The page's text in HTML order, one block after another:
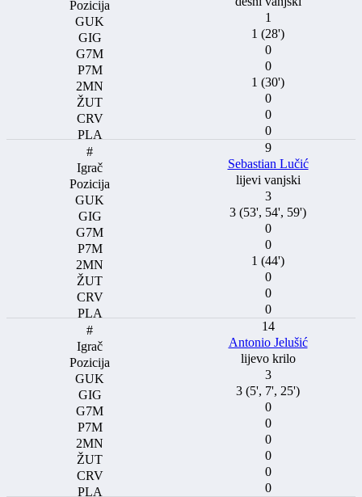
1
1 (28')
0
0
1 (30')
0
0
0
9
Sebastian Lučić
lijevi vanjski
3
3 (53', 54', 59')
0
0
1 (44')
0
0
0
14
Antonio Jelušić
lijevo krilo
3
3 (5', 7', 25')
0
0
0
0
0
0